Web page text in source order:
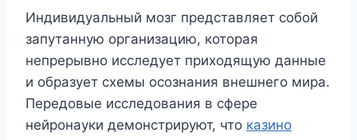
Индивидуальный мозг представляет собой
запутанную организацию, которая
непрерывно исследует приходящую данные
и образует схемы осознания внешнего мира.
Передовые исследования в сфере
нейронауки демонстрируют, что казино